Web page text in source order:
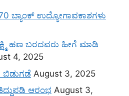
ಬ್ಯಾಂಕ್ ಉದ್ಯೋಗಾವಕಾಶಗಳು
ಹಣ ಬರದವರು ಹೀಗೆ ಮಾಡಿ
4, 2025
ಬಿಡುಗಡೆ August 3, 2025
ಆರಂಭ August 3,